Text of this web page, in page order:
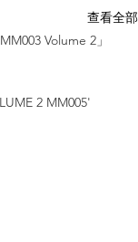
Volume 2」
2 MM005'
查看全部